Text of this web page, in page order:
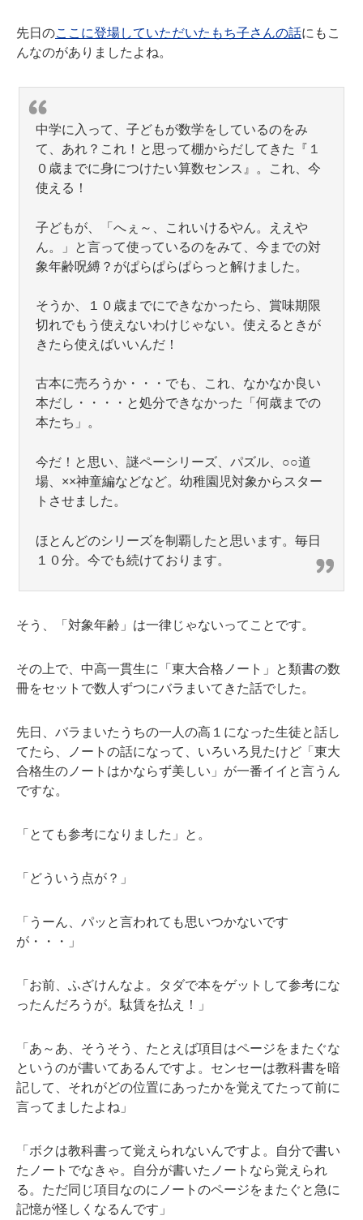
先日のここに登場していただいたもち子さんの話にもこ
んなのがありましたよね。
中学に入って、子どもが数学をしているのをみ
て、あれ？これ！と思って棚からだしてきた『１
０歳までに身につけたい算数センス』。これ、今
使える！
子どもが、「へぇ～、これいけるやん。ええや
ん。」と言って使っているのをみて、今までの対
象年齢呪縛？がぱらぱらぱらっと解けました。
そうか、１０歳までにできなかったら、賞味期限
切れでもう使えないわけじゃない。使えるときが
きたら使えばいいんだ！
古本に売ろうか・・・でも、これ、なかなか良い
本だし・・・・と処分できなかった「何歳までの
本たち」。
今だ！と思い、謎ペーシリーズ、パズル、○○道
場、××神童編などなど。幼稚園児対象からスター
トさせました。
ほとんどのシリーズを制覇したと思います。毎日
１０分。今でも続けております。
そう、「対象年齢」は一律じゃないってことです。
その上で、中高一貫生に「東大合格ノート」と類書の数
冊をセットで数人ずつにバラまいてきた話でした。
先日、バラまいたうちの一人の高１になった生徒と話し
てたら、ノートの話になって、いろいろ見たけど「東大
合格生のノートはかならず美しい」が一番イイと言うん
ですな。
「とても参考になりました」と。
「どういう点が？」
「うーん、パッと言われても思いつかないです
が・・・」
「お前、ふざけんなよ。タダで本をゲットして参考にな
ったんだろうが。駄賃を払え！」
「あ～あ、そうそう、たとえば項目はページをまたぐな
というのが書いてあるんですよ。センセーは教科書を暗
記して、それがどの位置にあったかを覚えてたって前に
言ってましたよね」
「ボクは教科書って覚えられないんですよ。自分で書い
たノートでなきゃ。自分が書いたノートなら覚えられ
る。ただ同じ項目なのにノートのページをまたぐと急に
記憶が怪しくなるんです」